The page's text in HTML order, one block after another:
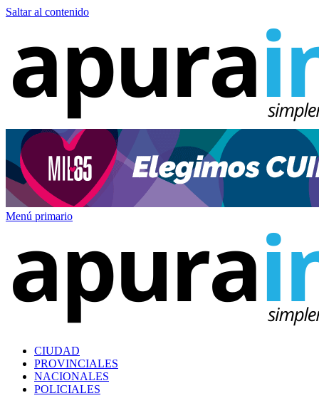
Saltar al contenido
Menú primario
CIUDAD
PROVINCIALES
NACIONALES
POLICIALES